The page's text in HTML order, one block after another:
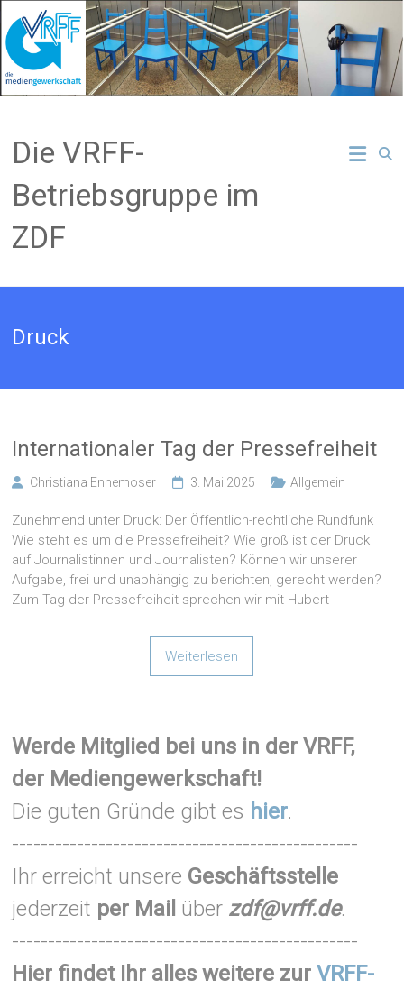
Inhalt
springen
Die VRFF-
Betriebsgruppe im
ZDF
Druck
Internationaler Tag der Pressefreiheit
Christiana Ennemoser 3. Mai 2025 Allgemein
Zunehmend unter Druck: Der Öffentlich-rechtliche Rundfunk
Wie steht es um die Pressefreiheit? Wie groß ist der Druck
auf Journalistinnen und Journalisten? Können wir unserer
Aufgabe, frei und unabhängig zu berichten, gerecht werden?
Zum Tag der Pressefreiheit sprechen wir mit Hubert
Weiterlesen
Werde Mitglied bei uns in der VRFF,
der Mediengewerkschaft!
Die guten Gründe gibt es hier.
------------------------------------------------
Ihr erreicht unsere Geschäftsstelle
jederzeit per Mail über zdf@vrff.de.
------------------------------------------------
Hier findet Ihr alles weitere zurVRFF-